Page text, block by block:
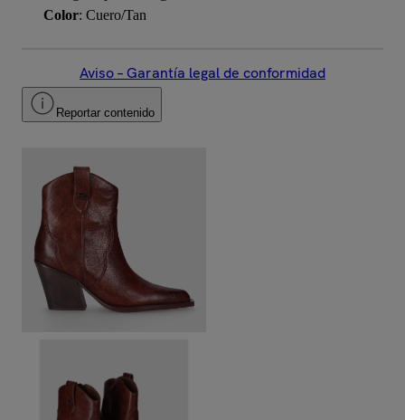
Color: Cuero/Tan
Aviso – Garantía legal de conformidad
Reportar contenido